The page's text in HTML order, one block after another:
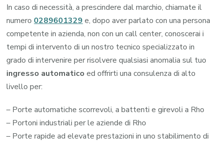
In caso di necessità, a prescindere dal marchio, chiamate il
numero 0289601329 e, dopo aver parlato con una persona
competente in azienda, non con un call center, conoscerai i
tempi di intervento di un nostro tecnico specializzato in
grado di intervenire per risolvere qualsiasi anomalia sul tuo
ingresso automatico ed offrirti una consulenza di alto
livello per:
– Porte automatiche scorrevoli, a battenti e girevoli a Rho
– Portoni industriali per le aziende di Rho
– Porte rapide ad elevate prestazioni in uno stabilimento di